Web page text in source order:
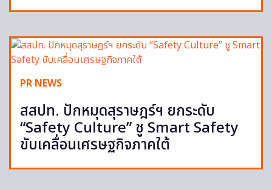
PR NEWS
สสปท. ปักหมุดสุราษฎร์ฯ ยกระดับ
“Safety Culture” ชู Smart Safety
ขับเคลื่อนเศรษฐกิจภาคใต้